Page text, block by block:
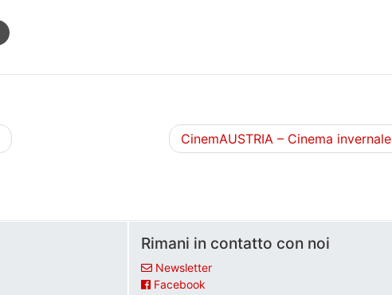
CinemAUSTRIA – Cinema invernale
Rimani in contatto con noi
Newsletter
Facebook